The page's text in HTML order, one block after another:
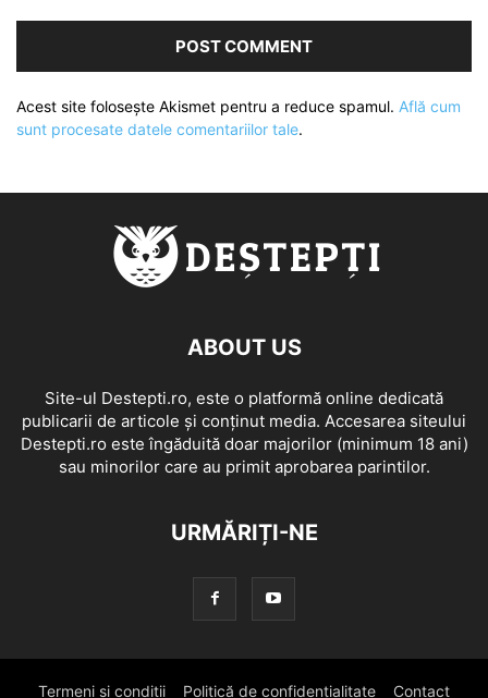
Acest site folosește Akismet pentru a reduce spamul. Află cum
sunt procesate datele comentariilor tale.
ABOUT US
Site-ul Destepti.ro, este o platformă online dedicată
publicarii de articole și conținut media. Accesarea siteului
Destepti.ro este îngăduită doar majorilor (minimum 18 ani)
sau minorilor care au primit aprobarea parintilor.
URMĂRIȚI-NE
Termeni si conditii Politică de confidențialitate Contact